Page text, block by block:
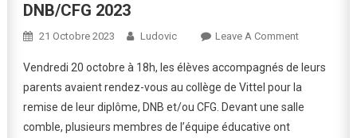
DNB/CFG 2023
21 Octobre 2023 Ludovic Leave A CommentOn
Des
Diplômes
Des
Vendredi 20 octobre à 18h, les élèves accompagnés de leurs
parents avaient rendez-vous au collège de Vittel pour la
remise de leur diplôme, DNB et/ou CFG. Devant une salle
comble, plusieurs membres de l’équipe éducative ont